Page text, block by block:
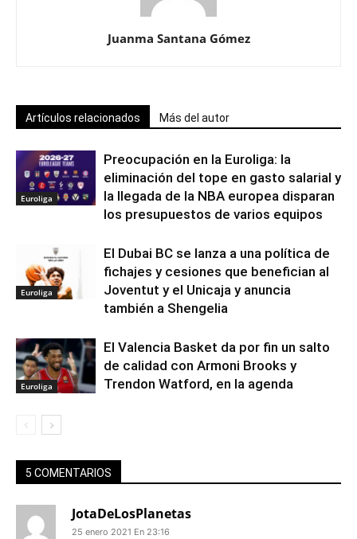
Juanma Santana Gómez
Artículos relacionados Más del autor
Euroliga
Preocupación en la Euroliga: la
eliminación del tope en gasto salarial y
la llegada de la NBA europea disparan
los presupuestos de varios equipos
Euroliga
El Dubai BC se lanza a una política de
fichajes y cesiones que benefician al
Joventut y el Unicaja y anuncia
también a Shengelia
Euroliga
El Valencia Basket da por fin un salto
de calidad con Armoni Brooks y
Trendon Watford, en la agenda
5 COMENTARIOS
JotaDeLosPlanetas
25 enero 2021 En 23:16